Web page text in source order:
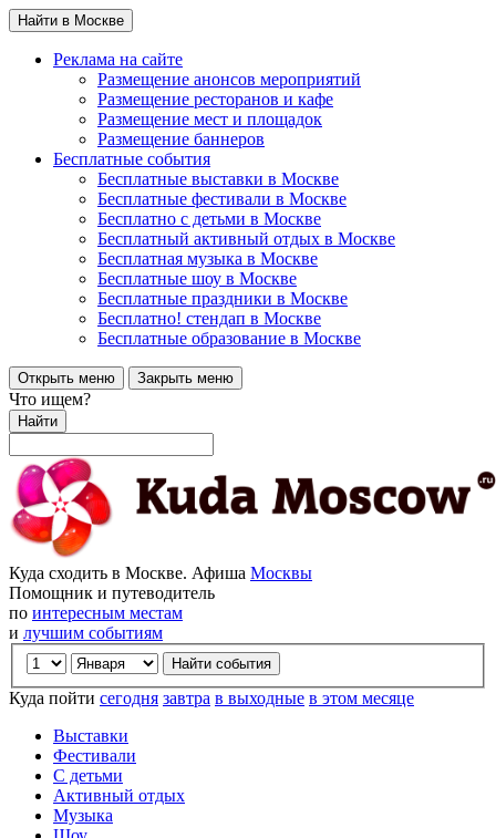
Найти в Москве
Реклама на сайте
Размещение анонсов мероприятий
Размещение ресторанов и кафе
Размещение мест и площадок
Размещение баннеров
Бесплатные события
Бесплатные выставки в Москве
Бесплатные фестивали в Москве
Бесплатно с детьми в Москве
Бесплатный активный отдых в Москве
Бесплатная музыка в Москве
Бесплатные шоу в Москве
Бесплатные праздники в Москве
Бесплатно! стендап в Москве
Бесплатные образование в Москве
Открыть меню Закрыть меню
Что ищем?
Найти
Куда сходить в Москве. Афиша Москвы
Помощник и путеводитель
по интересным местам
и лучшим событиям
Куда пойти сегодня завтра в выходные в этом месяце
Выставки
Фестивали
С детьми
Активный отдых
Музыка